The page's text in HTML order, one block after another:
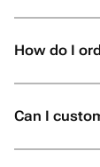
точно не
How do I
Can I